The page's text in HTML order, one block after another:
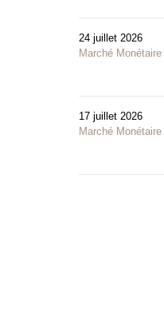
24 juillet 2026
Marché Monétaire
17 juillet 2026
Marché Monétaire